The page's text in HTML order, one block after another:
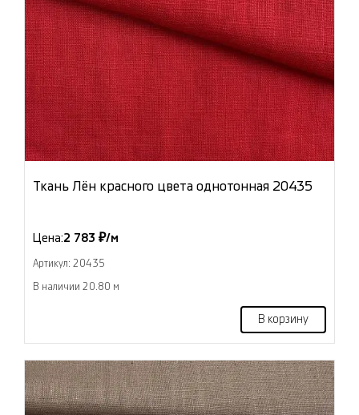
Ткань Лён красного цвета однотонная 20435
Цена:2 783 ₽/м
Артикул: 20435
В наличии 20.80 м
В корзину